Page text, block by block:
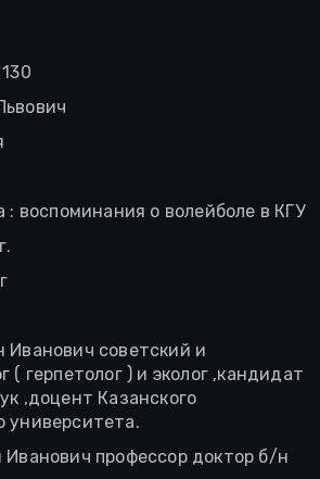
: воспоминания о волейболе в КГУ
Иванович советский и
( герпетолог ) и эколог ,кандидат
,доцент Казанского
университета.
Иванович профессор доктор б/н